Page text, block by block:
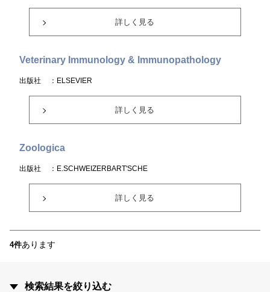
詳しく見る
Veterinary Immunology & Immunopathology
出版社 ：ELSEVIER
詳しく見る
Zoologica
出版社 ：E.SCHWEIZERBART'SCHE
詳しく見る
4件あります
検索結果を絞り込む